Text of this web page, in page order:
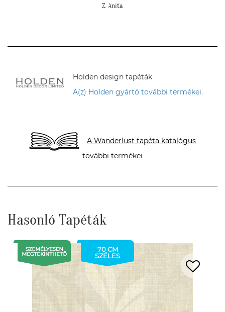
cseresznye virágos tapéta."
Holden design tapéták
A(z) Holden gyártó további termékei.
A Wanderlust tapéta katalógus
további termékei
Hasonló Tapéták
70 CM
SZÉLES